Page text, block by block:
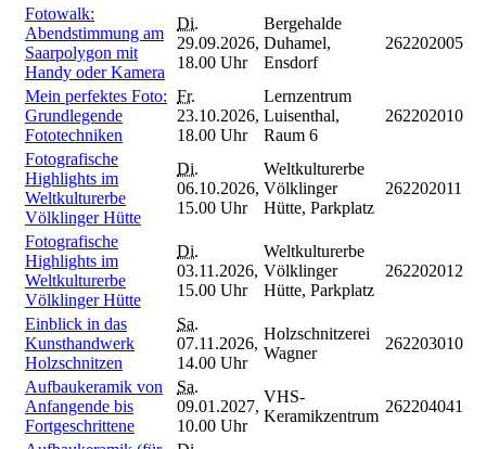
Fotowalk:
Abendstimmung am
Saarpolygon mit
Handy oder Kamera
Di.
29.09.2026,
18.00 Uhr
Bergehalde
Duhamel,
Ensdorf
262202005
Mein perfektes Foto:
Grundlegende
Fototechniken
Fr.
23.10.2026,
18.00 Uhr
Lernzentrum
Luisenthal,
Raum 6
262202010
Fotografische
Highlights im
Weltkulturerbe
Völklinger Hütte
Di.
06.10.2026,
15.00 Uhr
Weltkulturerbe
Völklinger
Hütte, Parkplatz
262202011
Fotografische
Highlights im
Weltkulturerbe
Völklinger Hütte
Di.
03.11.2026,
15.00 Uhr
Weltkulturerbe
Völklinger
Hütte, Parkplatz
262202012
Einblick in das
Kunsthandwerk
Holzschnitzen
Sa.
07.11.2026,
14.00 Uhr
Holzschnitzerei
Wagner
262203010
Aufbaukeramik von
Anfangende bis
Fortgeschrittene
Sa.
09.01.2027,
10.00 Uhr
VHS-
Keramikzentrum
262204041